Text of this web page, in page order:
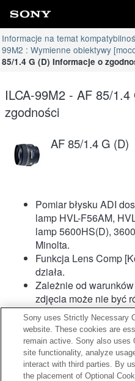
Informacje na temat
99M2 : Wymienne obiektywy
85/1.4 G (D) Informacje o
ILCA-99M2 - AF 85/
zgodności
AF 85/1.4 G (D)
Pomiar błysku ADI
lamp HVL-F56AM,
lamp 5600HS(D),
Minolta.
Funkcja Lens Comp
działa.
Zależnie od
zdjęcia może nie być
Curtain Shutter
wartość Off [Wył.].
Podczas nagrywania
dźwięk pracy
Hybrydowy AF z
Sony uses Strictly Necessary
website. These cookies are
remain active. Sony also uses
site functionality, analyze
interact with third parties. By
the placement of Optional